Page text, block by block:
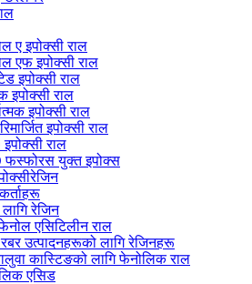
ए इपोक्सी राल
एफ इपोक्सी राल
इपोक्सी राल
इपोक्सी राल
इपोक्सी राल
इपोक्सी राल
राल
फस्फोरस युक्त इपोक्स
रेजिन
एसिटिलीन राल
उत्पादनहरूको लागि रेजिनहरू
कास्टिङको लागि फेनोलिक राल
एसिड